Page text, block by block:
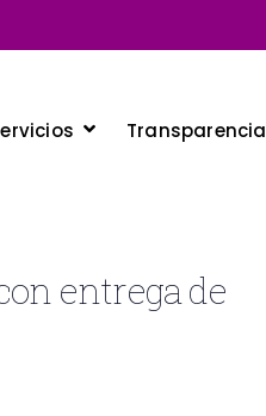
Transparencia
entrega de